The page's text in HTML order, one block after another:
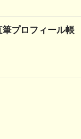
筆プロフィール帳